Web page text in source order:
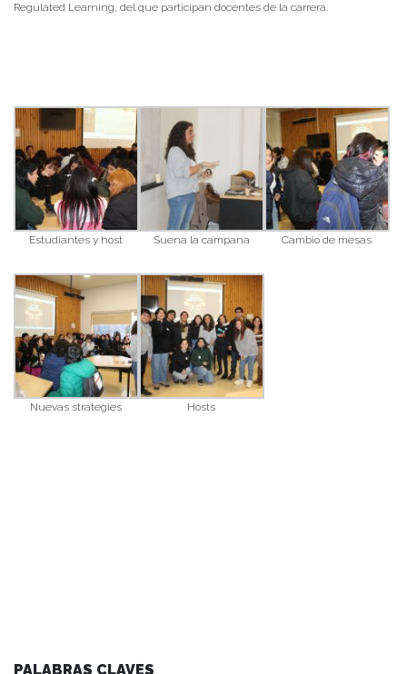
Regulated Learning, del que participan docentes de la carrera.
Estudiantes y host Suena la campana Cambio de mesas
Nuevas strategies Hosts
PALABRAS CLAVES